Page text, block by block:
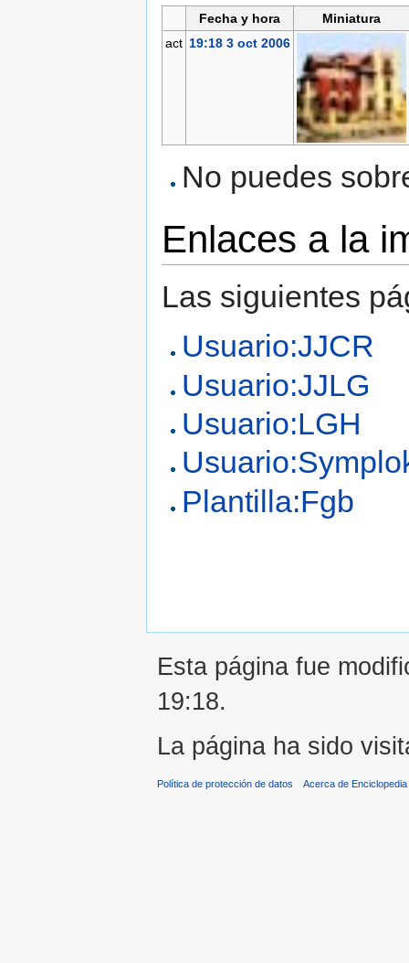
Fecha y hora
Miniatura
act 19:18 3 oct 2006
No puedes
Enlaces a la
Las siguientes
Usuario:JJCR
Usuario:JJLG
Usuario:LGH
Plantilla:Fgb
Esta página fue
19:18.
La página ha sido
Política de protección de datos Acerca de